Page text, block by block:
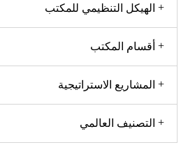
الهيكل التنظيمي للمكتب
أقسام المكتب
المشاريع الاستراتيجية
التصنيف العالمي